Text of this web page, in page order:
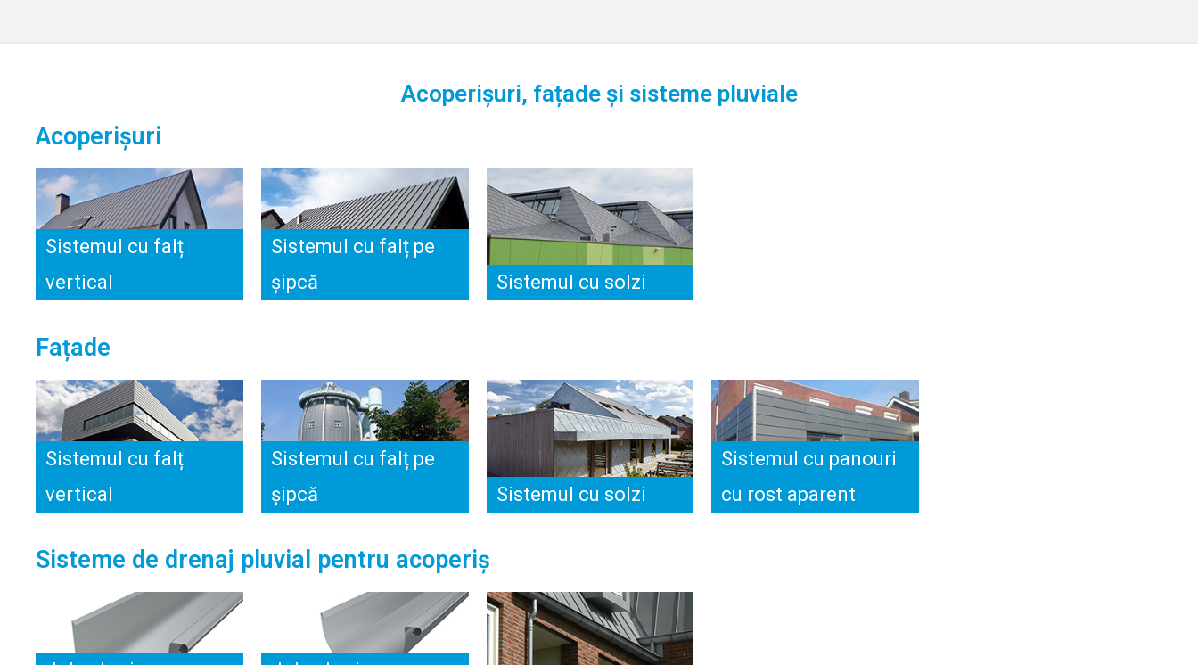
Acoperișuri, fațade și sisteme pluviale
Acoperișuri
Sistemul cu falț
vertical
Sistemul cu falț pe
șipcă
Sistemul cu solzi
Fațade
Sistemul cu falț
vertical
Sistemul cu falț pe
șipcă
Sistemul cu solzi
Sistemul cu panouri
cu rost aparent
Sisteme de drenaj pluvial pentru acoperiș